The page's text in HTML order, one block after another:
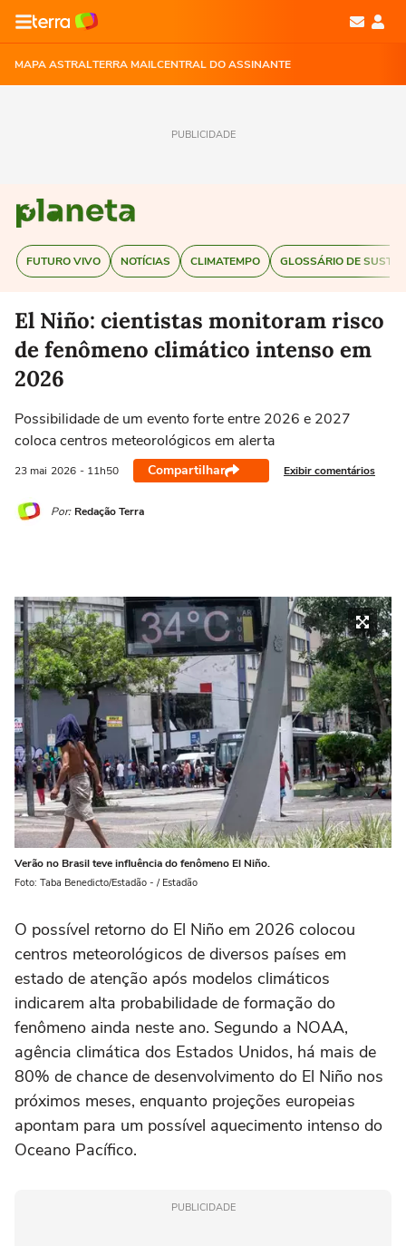
MAPA ASTRALTERRA MAILCENTRAL DO ASSINANTE
PUBLICIDADE
FUTURO VIVO NOTÍCIAS CLIMATEMPO GLOSSÁRIO DE
El Niño: cientistas monitoram risco
de fenômeno climático intenso em
2026
Possibilidade de um evento forte entre 2026 e 2027
coloca centros meteorológicos em alerta
23 mai 2026 - 11h50 Compartilhar Exibir comentários
Por: Redação Terra
Verão no Brasil teve influência do fenômeno El Niño.
Foto: Taba Benedicto/Estadão - / Estadão
O possível retorno do El Niño em 2026 colocou
centros meteorológicos de diversos países em
estado de atenção após modelos climáticos
indicarem alta probabilidade de formação do
fenômeno ainda neste ano. Segundo a NOAA,
agência climática dos Estados Unidos, há mais de
80% de chance de desenvolvimento do El Niño nos
próximos meses, enquanto projeções europeias
apontam para um possível aquecimento intenso do
Oceano Pacífico.
PUBLICIDADE